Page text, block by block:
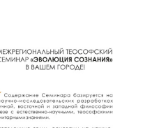
посвященный Елене